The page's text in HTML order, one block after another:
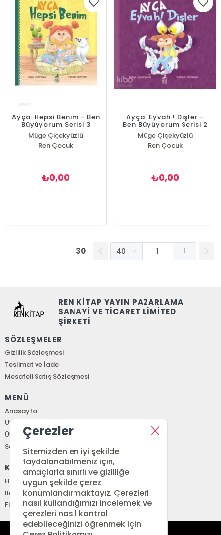
Ayça: Hepsi Benim - Ben
Büyüyorum Serisi 3
Müge Çiçekyüzlü
Ren Çocuk
₺0,00
Ayça: Eyvah ! Dişler -
Ben Büyüyorum Serisi 2
Müge Çiçekyüzlü
Ren Çocuk
₺0,00
30 1
REN KİTAP YAYIN PAZARLAMA
SANAYİ VE TİCARET LİMİTED
ŞİRKETİ
SÖZLEŞMELER
Gizlilik Sözleşmesi
Teslimat ve İade
Mesafeli Satış Sözleşmesi
MENÜ
Anasayfa
Üye Girişi
Üye Ol
Sepetim
KURUMSAL
Hakkımızda
İletişim
Fiyat Listesi
Çerezler
Sitemizden en iyi şekilde
faydalanabilmeniz için,
amaçlarla sınırlı ve gizliliğe
uygun şekilde çerez
konumlandırmaktayız. Çerezleri
nasıl kullandığımızı incelemek ve
çerezleri nasıl kontrol
edebileceğinizi öğrenmek için